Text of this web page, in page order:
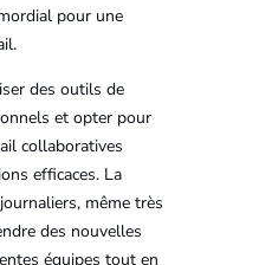
pour une
des outils de
et opter pour
collaboratives
efficaces. La
même très
des nouvelles
équipes tout en